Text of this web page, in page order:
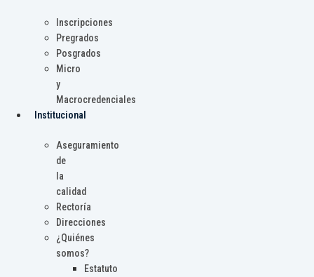
Inscripciones
Pregrados
Posgrados
Micro
y
Macrocredenciales
Institucional
Aseguramiento
de
la
calidad
Rectoría
Direcciones
¿Quiénes
somos?
Estatuto